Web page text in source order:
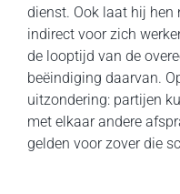
dienst. Ook laat hij
indirect voor zich
de looptijd van de
beëindiging daarvan.
uitzondering: partijen
met elkaar andere
gelden voor zover die